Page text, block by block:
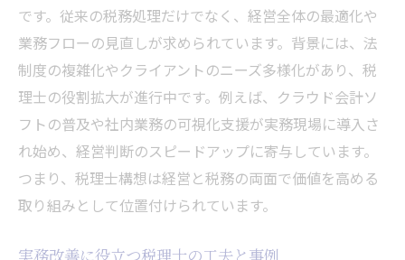
です。従来の税務処理だけでなく、経営全体の最適化や
業務フローの見直しが求められています。背景には、法
制度の複雑化やクライアントのニーズ多様化があり、税
理士の役割拡大が進行中です。例えば、クラウド会計ソ
フトの普及や社内業務の可視化支援が実務現場に導入さ
れ始め、経営判断のスピードアップに寄与しています。
つまり、税理士構想は経営と税務の両面で価値を高める
取り組みとして位置付けられています。